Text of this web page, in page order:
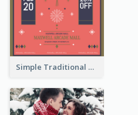
Simple Traditional CNY Sales Flyer Design